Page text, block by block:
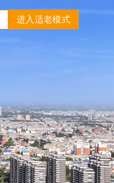
进入适老模式